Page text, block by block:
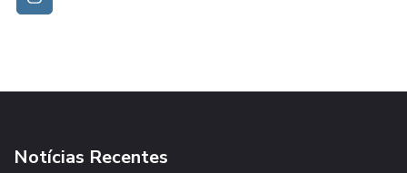
Notícias Recentes